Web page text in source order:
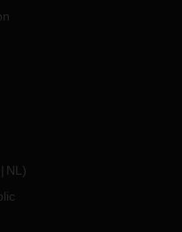
NL )